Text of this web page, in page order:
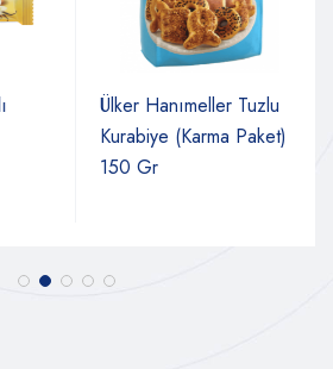
Ülker Hanımeller Tuzlu
Kurabiye (Karma Paket)
150 Gr